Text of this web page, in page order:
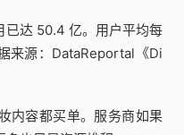
已达 50.4 亿。用户平均每
来源：DataReportal《Di
内容都买单。服务商如果